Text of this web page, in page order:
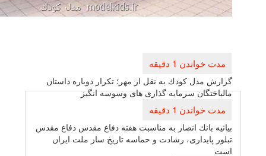
مدل كودك به نقل از مهر؛ تكرار دوباره داستان
سرمایه گذاری های وسوسه انگیز
بانك انصار به مناسبت هفته دفاع مقدس دفاع مقدس
پایداری، رشادت و حماسه تاریخ ساز ملت ایران